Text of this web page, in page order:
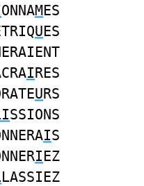
ONNAMES
UES
IRES
URS
SSIONS
IS
IEZ
LASSIEZ